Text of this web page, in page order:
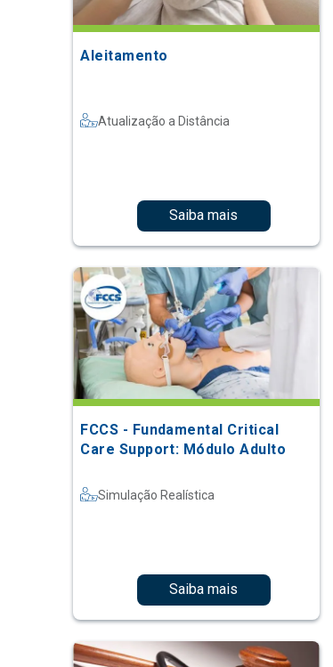
Aleitamento
Atualização a Distância
Saiba mais
FCCS - Fundamental Critical
Care Support: Módulo Adulto
Simulação Realística
Saiba mais